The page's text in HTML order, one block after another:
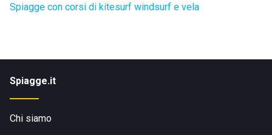
Spiagge con corsi di kitesurf windsurf e vela
Spiagge.it
Chi siamo